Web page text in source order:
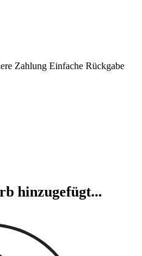
Zahlung Einfache Rückgabe
hinzugefügt...